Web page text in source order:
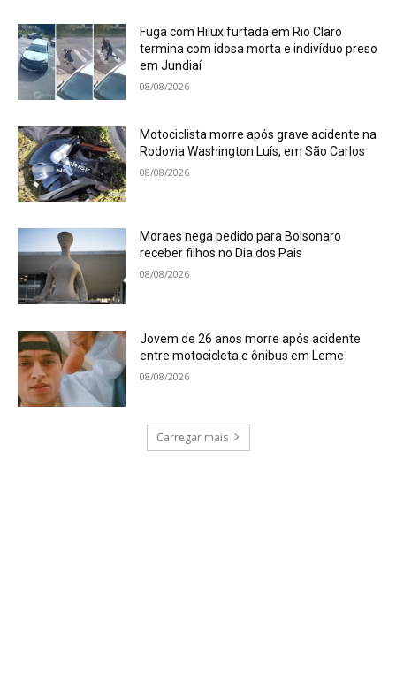
Fuga com Hilux furtada em Rio Claro
termina com idosa morta e indivíduo preso
em Jundiaí
08/08/2026
Motociclista morre após grave acidente na
Rodovia Washington Luís, em São Carlos
08/08/2026
Moraes nega pedido para Bolsonaro
receber filhos no Dia dos Pais
08/08/2026
Jovem de 26 anos morre após acidente
entre motocicleta e ônibus em Leme
08/08/2026
Carregar mais